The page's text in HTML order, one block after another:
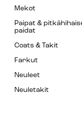
Mekot
Paipat &
paidat
Coats & Takit
Farkut
Neuleet
Neuletakit